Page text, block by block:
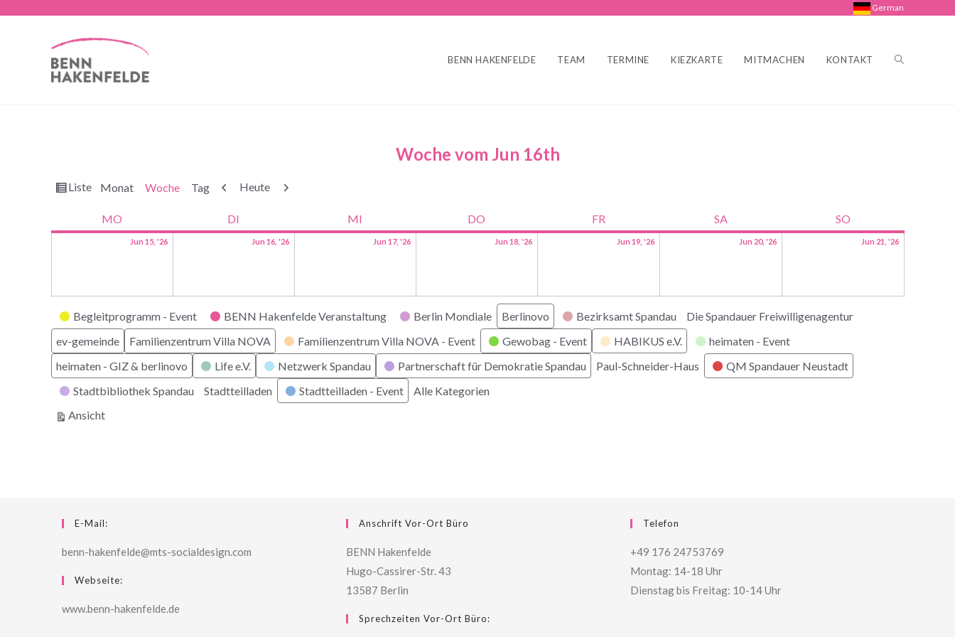
German
BENN HAKENFELDE TEAM TERMINE KIEZKARTE MITMACHEN KONTAKT
Woche vom Jun 16th
Ansicht
Liste Monat Woche Tag Zurück
Heute Weiter
MO DI MI DO FR SA SO
Jun 15, '26 Jun 16, '26 Jun 17, '26 Jun 18, '26 Jun 19, '26 Jun 20, '26 Jun 21, '26
Kategorien
Begleitprogramm - Event BENN Hakenfelde Veranstaltung Berlin Mondiale Berlinovo Bezirksamt Spandau
Die Spandauer Freiwilligenagentur
ev-gemeinde
Familienzentrum Villa NOVA Familienzentrum Villa NOVA - Event Gewobag - Event HABIKUS e.V.
heimaten - Event
heimaten - GIZ & berlinovo
Life e.V. Netzwerk Spandau Partnerschaft für Demokratie Spandau Paul-Schneider-Haus
QM Spandauer Neustadt
Stadtbibliothek Spandau
Stadtteilladen Stadtteilladen - Event
Alle Kategorien
Ansichtausdrucken
E-Mail:
benn-hakenfelde@mts-socialdesign.com
Webseite:
www.benn-hakenfelde.de
Anschrift Vor-Ort Büro
BENN Hakenfelde
Hugo-Cassirer-Str. 43
13587 Berlin
Sprechzeiten Vor-Ort Büro:
Telefon
+49 176 24753769
Montag: 14-18 Uhr
Dienstag bis Freitag: 10-14 Uhr